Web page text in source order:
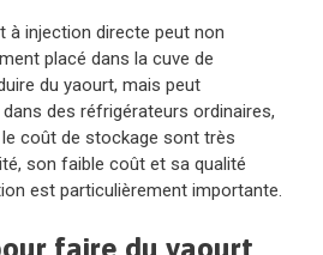
à injection directe peut non
placé dans la cuve de
du yaourt, mais peut
des réfrigérateurs ordinaires,
coût de stockage sont très
son faible coût et sa qualité
est particulièrement importante.
faire du yaourt